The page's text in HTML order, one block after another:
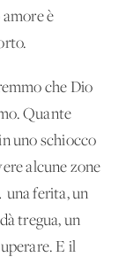
è
che Dio
Quante
uno schiocco
alcune zone
una ferita, un
tregua, un
E il